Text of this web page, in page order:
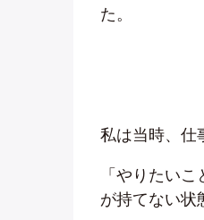
た。
私は当時、仕
「やりたい
が持てない状